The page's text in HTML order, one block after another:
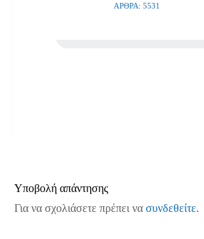
ΆΡΘΡΑ: 5531
Υποβολή απάντησης
Για να σχολιάσετε πρέπει να συνδεθείτε.